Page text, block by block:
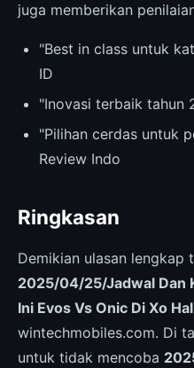
juga memberikan
"Best in class untuk
ID
"Inovasi terbaik
"Pilihan cerdas untuk
Review Indo
Ringkasan
Demikian ulasan lengkap
2025/04/25/Jadwal Dan
Ini Evos Vs Onic Di Xo
wintechmobiles.com. Di
untuk tidak mencoba